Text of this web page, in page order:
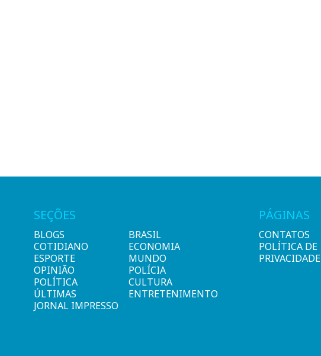
SEÇÕES
BLOGS
BRASIL
COTIDIANO
ECONOMIA
ESPORTE
MUNDO
OPINIÃO
POLÍCIA
POLÍTICA
CULTURA
ÚLTIMAS
ENTRETENIMENTO
JORNAL IMPRESSO
PÁGINAS
CONTATOS
POLÍTICA DE
PRIVACIDADE